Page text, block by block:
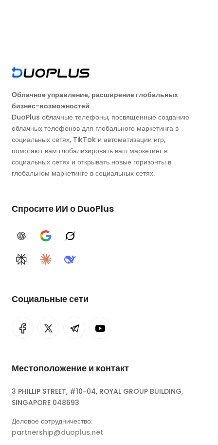
Облачное управление, расширение глобальных
бизнес-возможностей
DuoPlus облачные телефоны, посвященные созданию
облачных телефонов для глобального маркетинга в
социальных сетях, TikTok и автоматизации игр,
помогают вам глобализировать ваш маркетинг в
социальных сетях и открывать новые горизонты в
глобальном маркетинге в социальных сетях.
Спросите ИИ о DuoPlus
ChatGPTGoogle AIGrok
PerplexityClaudeDeepSeek
Социальные сети
Местоположение и контакт
3 PHILLIP STREET, #10-04, ROYAL GROUP BUILDING,
SINGAPORE 048693
Деловое сотрудничество:
partnership@duoplus.net